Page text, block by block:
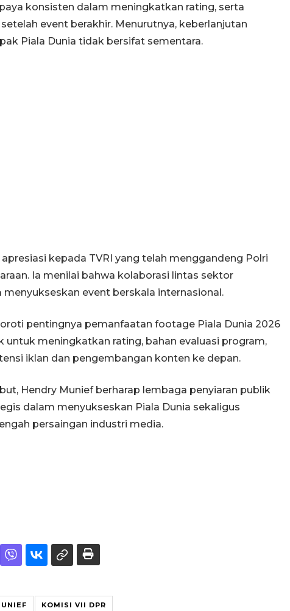
konsisten dalam meningkatkan rating, serta
event berakhir. Menurutnya, keberlanjutan
Piala Dunia tidak bersifat sementara.
kepada TVRI yang telah menggandeng Polri
Ia menilai bahwa kolaborasi lintas sektor
event berskala internasional.
pentingnya pemanfaatan footage Piala Dunia 2026
untuk meningkatkan rating, bahan evaluasi program,
iklan dan pengembangan konten ke depan.
Hendry Munief berharap lembaga penyiaran publik
dalam menyukseskan Piala Dunia sekaligus
persaingan industri media.
KOMISI VII DPR